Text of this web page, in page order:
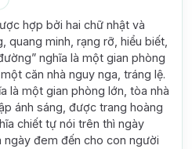
hợp bởi hai chữ nhật và
quang minh, rạng rỡ, hiểu biết,
nghĩa là một gian phòng
căn nhà nguy nga, tráng lệ.
là một gian phòng lớn, tòa nhà
ánh sáng, được trang hoàng
chiết tự nói trên thì ngày
đem đến cho con người